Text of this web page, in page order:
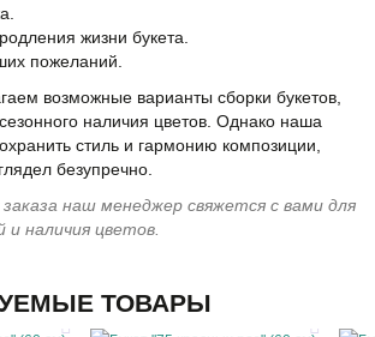
жизни букета.
пожеланий.
возможные варианты сборки букетов,
наличия цветов. Однако наша
стиль и гармонию композиции,
безупречно.
наш менеджер свяжется с вами для
и наличия цветов.
ТОВАРЫ